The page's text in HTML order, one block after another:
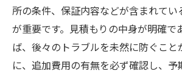
安心して使い続けるための
所の条件、保証内容などが含まれてい
が重要です。見積もりの中身が明確で
ば、後々のトラブルを未然に防ぐこと
に、追加費用の有無を必ず確認し、予